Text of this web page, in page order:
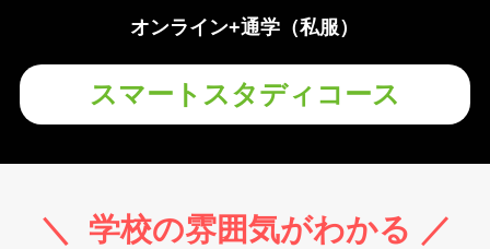
オンライン+通学（私服）
スマートスタディコース
＼ 学校の雰囲気がわかる ／